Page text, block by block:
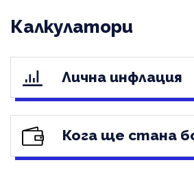
Калкулатори
Лична инфлация
Кога ще стана